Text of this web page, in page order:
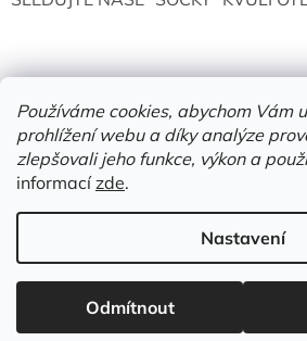
Používáme cookies, abychom Vám
prohlížení webu a díky analýze
zlepšovali jeho funkce, výkon a
informacízde.
Nastavení
Odmítnout
Vytvořil
Copyright 2026Želví doupě | knihy &
práva vyhrazena.
Upravit